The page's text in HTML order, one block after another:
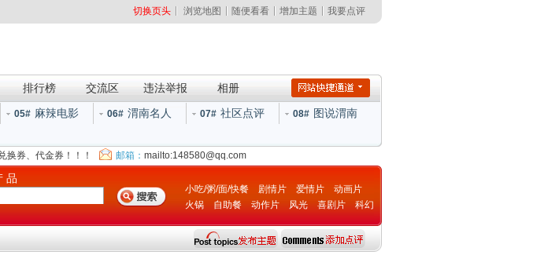
切换页头 浏览地图 随便看看 增加主题 我要点评
排行榜 交流区 违法举报 相册
05# 麻辣电影 06# 渭南名人 07# 社区点评 08# 图说渭南
换券、代金券！！！ 邮箱： mailto:148580@qq.com
品
小吃/粥/面/快餐 剧情片 爱情片
动画片
火锅
自助餐 动作片 风光 喜剧片
科幻